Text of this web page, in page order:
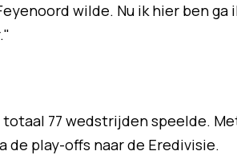
wilde. Nu ik hier ben ga
77 wedstrijden speelde.
play-offs naar de Eredivisie.